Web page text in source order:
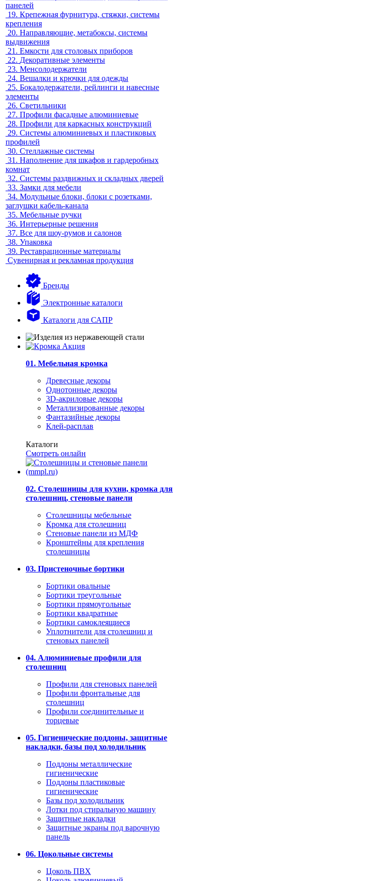
панелей
19. Крепежная фурнитура, стяжки, системы
крепления
20. Направляющие, метабоксы, системы
выдвижения
21. Емкости для столовых приборов
22. Декоративные элементы
23. Менсолодержатели
24. Вешалки и крючки для одежды
25. Бокалодержатели, рейлинги и навесные
элементы
26. Светильники
27. Профили фасадные алюминиевые
28. Профили для каркасных конструкций
29. Системы алюминиевых и пластиковых
профилей
30. Стеллажные системы
31. Наполнение для шкафов и гардеробных
комнат
32. Системы раздвижных и складных дверей
33. Замки для мебели
34. Модульные блоки, блоки с розетками,
заглушки кабель-канала
35. Мебельные ручки
36. Интерьерные решения
37. Все для шоу-румов и салонов
38. Упаковка
39. Реставрационные материалы
Сувенирная и рекламная продукция
Бренды
Электронные каталоги
Каталоги для САПР
01. Мебельная кромка
Древесные декоры
Однотонные декоры
3D-акриловые декоры
Металлизированные декоры
Фантазийные декоры
Клей-расплав
Каталоги
Смотреть онлайн
02. Столешницы для кухни, кромка для
столешниц, стеновые панели
Столешницы мебельные
Кромка для столешниц
Стеновые панели из МДФ
Кронштейны для крепления
столешницы
03. Пристеночные бортики
Бортики овальные
Бортики треугольные
Бортики прямоугольные
Бортики квадратные
Бортики самоклеящиеся
Уплотнители для столешниц и
стеновых панелей
04. Алюминиевые профили для
столешниц
Профили для стеновых панелей
Профили фронтальные для
столешниц
Профили соединительные и
торцевые
05. Гигиенические поддоны, защитные
накладки, базы под холодильник
Поддоны металлические
гигиенические
Поддоны пластиковые
гигиенические
Базы под холодильник
Лотки под стиральную машину
Защитные накладки
Защитные экраны под варочную
панель
06. Цокольные системы
Цоколь ПВХ